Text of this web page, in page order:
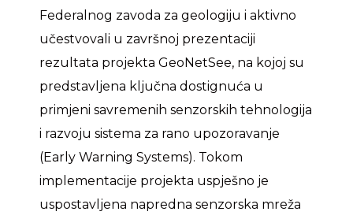
Federalnog zavoda za geologiju i aktivno
učestvovali u završnoj prezentaciji
rezultata projekta GeoNetSee, na kojoj su
predstavljena ključna dostignuća u
primjeni savremenih senzorskih tehnologija
i razvoju sistema za rano upozoravanje
(Early Warning Systems). Tokom
implementacije projekta uspješno je
uspostavljena napredna senzorska mreža